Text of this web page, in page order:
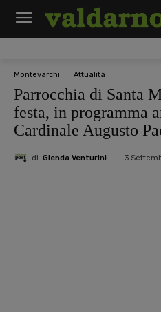
Montevarchi Attualità
Parrocchia di Santa
festa, in programma
Cardinale Augusto
di Glenda Venturini 3